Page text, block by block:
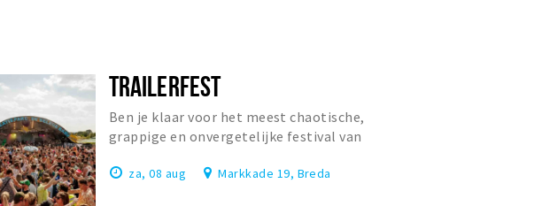
TRAILERFEST
Ben je klaar voor het meest chaotische,
grappige en onvergetelijke festival van
za, 08 aug Markkade 19, Breda